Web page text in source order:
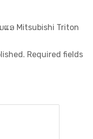
ອ Mitsubishi Triton
Required fields